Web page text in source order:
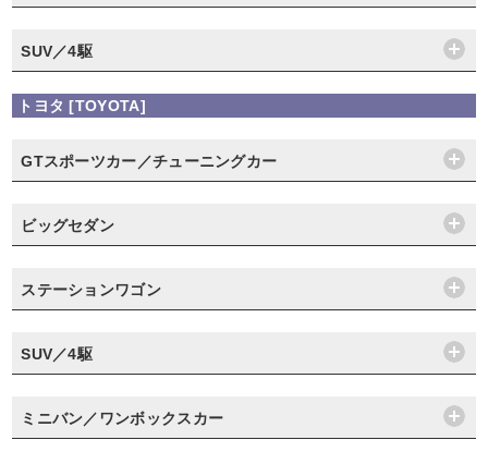
SUV／4駆
トヨタ [TOYOTA]
GTスポーツカー／チューニングカー
ビッグセダン
ステーションワゴン
SUV／4駆
ミニバン／ワンボックスカー